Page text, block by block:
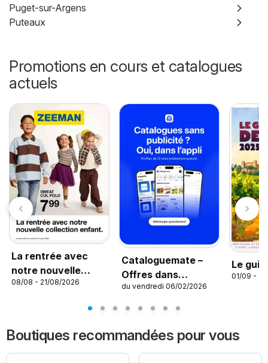
Puget-sur-Argens
Puteaux
Promotions en cours et catalogues
actuels
La rentrée avec
notre nouvelle
collection enfant
08/08 - 21/08/2026
Cataloguemate –
Offres dans
l’application
du vendredi 06/02/2026
Le
01/09 -
Boutiques recommandées pour vous